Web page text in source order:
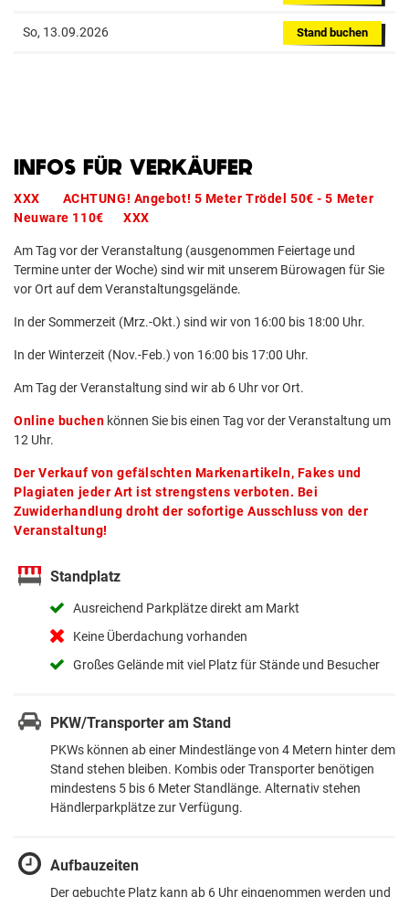
So, 13.09.2026 Stand buchen
INFOS FÜR VERKÄUFER
XXX ACHTUNG! Angebot! 5 Meter Trödel 50€ - 5 Meter
Neuware 110€ XXX
Am Tag vor der Veranstaltung (ausgenommen Feiertage und
Termine unter der Woche) sind wir mit unserem Bürowagen für Sie
vor Ort auf dem Veranstaltungsgelände.
In der Sommerzeit (Mrz.-Okt.) sind wir von 16:00 bis 18:00 Uhr.
In der Winterzeit (Nov.-Feb.) von 16:00 bis 17:00 Uhr.
Am Tag der Veranstaltung sind wir ab 6 Uhr vor Ort.
Online buchen können Sie bis einen Tag vor der Veranstaltung um
12 Uhr.
Der Verkauf von gefälschten Markenartikeln, Fakes und
Plagiaten jeder Art ist strengstens verboten. Bei
Zuwiderhandlung droht der sofortige Ausschluss von der
Veranstaltung!
Standplatz
Ausreichend Parkplätze direkt am Markt
Keine Überdachung vorhanden
Großes Gelände mit viel Platz für Stände und Besucher
PKW/Transporter am Stand
PKWs können ab einer Mindestlänge von 4 Metern hinter dem
Stand stehen bleiben. Kombis oder Transporter benötigen
mindestens 5 bis 6 Meter Standlänge. Alternativ stehen
Händlerparkplätze zur Verfügung.
Aufbauzeiten
Der gebuchte Platz kann ab 6 Uhr eingenommen werden und